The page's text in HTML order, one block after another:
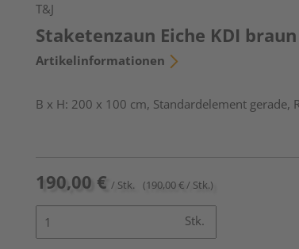
T&J
Staketenzaun Eiche KDI
Artikelinformationen
B x H: 200 x 100 cm, Standardelement gerade,
190,00 € / Stk. (190,00 € / Stk.)
Stk.